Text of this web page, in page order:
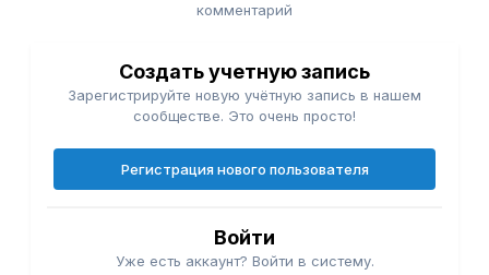
комментарий
Создать учетную запись
Зарегистрируйте новую учётную запись в нашем
сообществе. Это очень просто!
Регистрация нового пользователя
Войти
Уже есть аккаунт? Войти в систему.